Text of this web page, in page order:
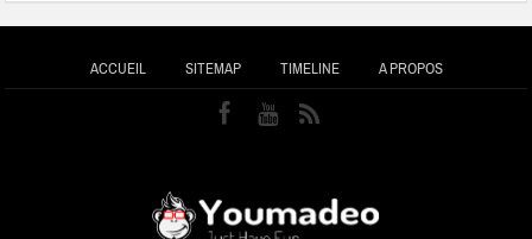
ACCUEIL SITEMAP TIMELINE A PROPOS